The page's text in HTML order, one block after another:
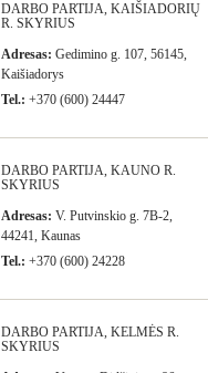
DARBO PARTIJA, KAIŠIADORIŲ
R. SKYRIUS
Adresas: Gedimino g. 107, 56145,
Kaišiadorys
Tel.: +370 (600) 24447
DARBO PARTIJA, KAUNO R.
SKYRIUS
Adresas: V. Putvinskio g. 7B-2,
44241, Kaunas
Tel.: +370 (600) 24228
DARBO PARTIJA, KELMĖS R.
SKYRIUS